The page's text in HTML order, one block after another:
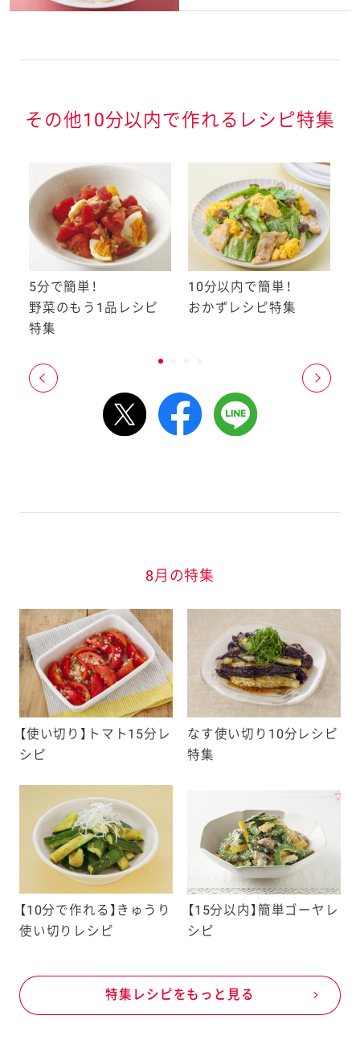
その他10分以内で作れるレシピ特集
5分で簡単！
野菜のもう1品レシピ
特集
10分以内で簡単！
おかずレシピ特集
8月の特集
【使い切り】トマト15分レ
シピ
なす使い切り10分レシピ
特集
【10分で作れる】きゅうり
使い切りレシピ
【15分以内】簡単ゴーヤレ
シピ
特集レシピをもっと見る